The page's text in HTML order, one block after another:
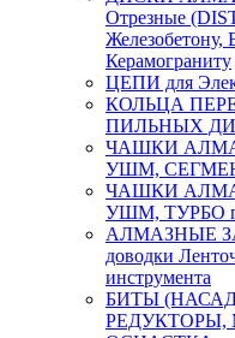
Отрезные
Железобетону,
Керамограниту
ЦЕПИ для
КОЛЬЦА
ПИЛЬНЫХ
ЧАШКИ
УШМ,
ЧАШКИ
УШМ, ТУРБО
АЛМАЗНЫЕ
доводки
инструмента
БИТЫ
РЕДУКТОРЫ,